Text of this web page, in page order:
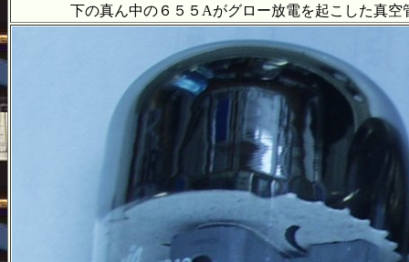
下の真ん中の６５５Aがグロー放電を起こした真空